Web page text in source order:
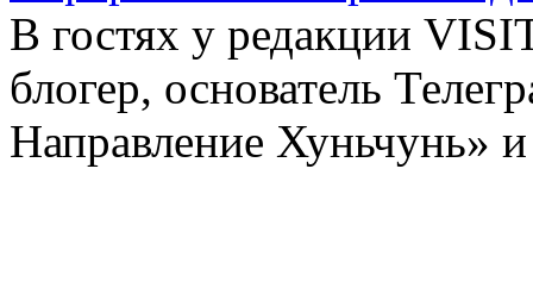
В гостях у редакции
блогер, основатель
Направление Хуньчунь»